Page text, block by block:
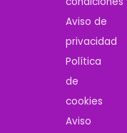
Aviso de
privacidad
Política
de
cookies
Aviso